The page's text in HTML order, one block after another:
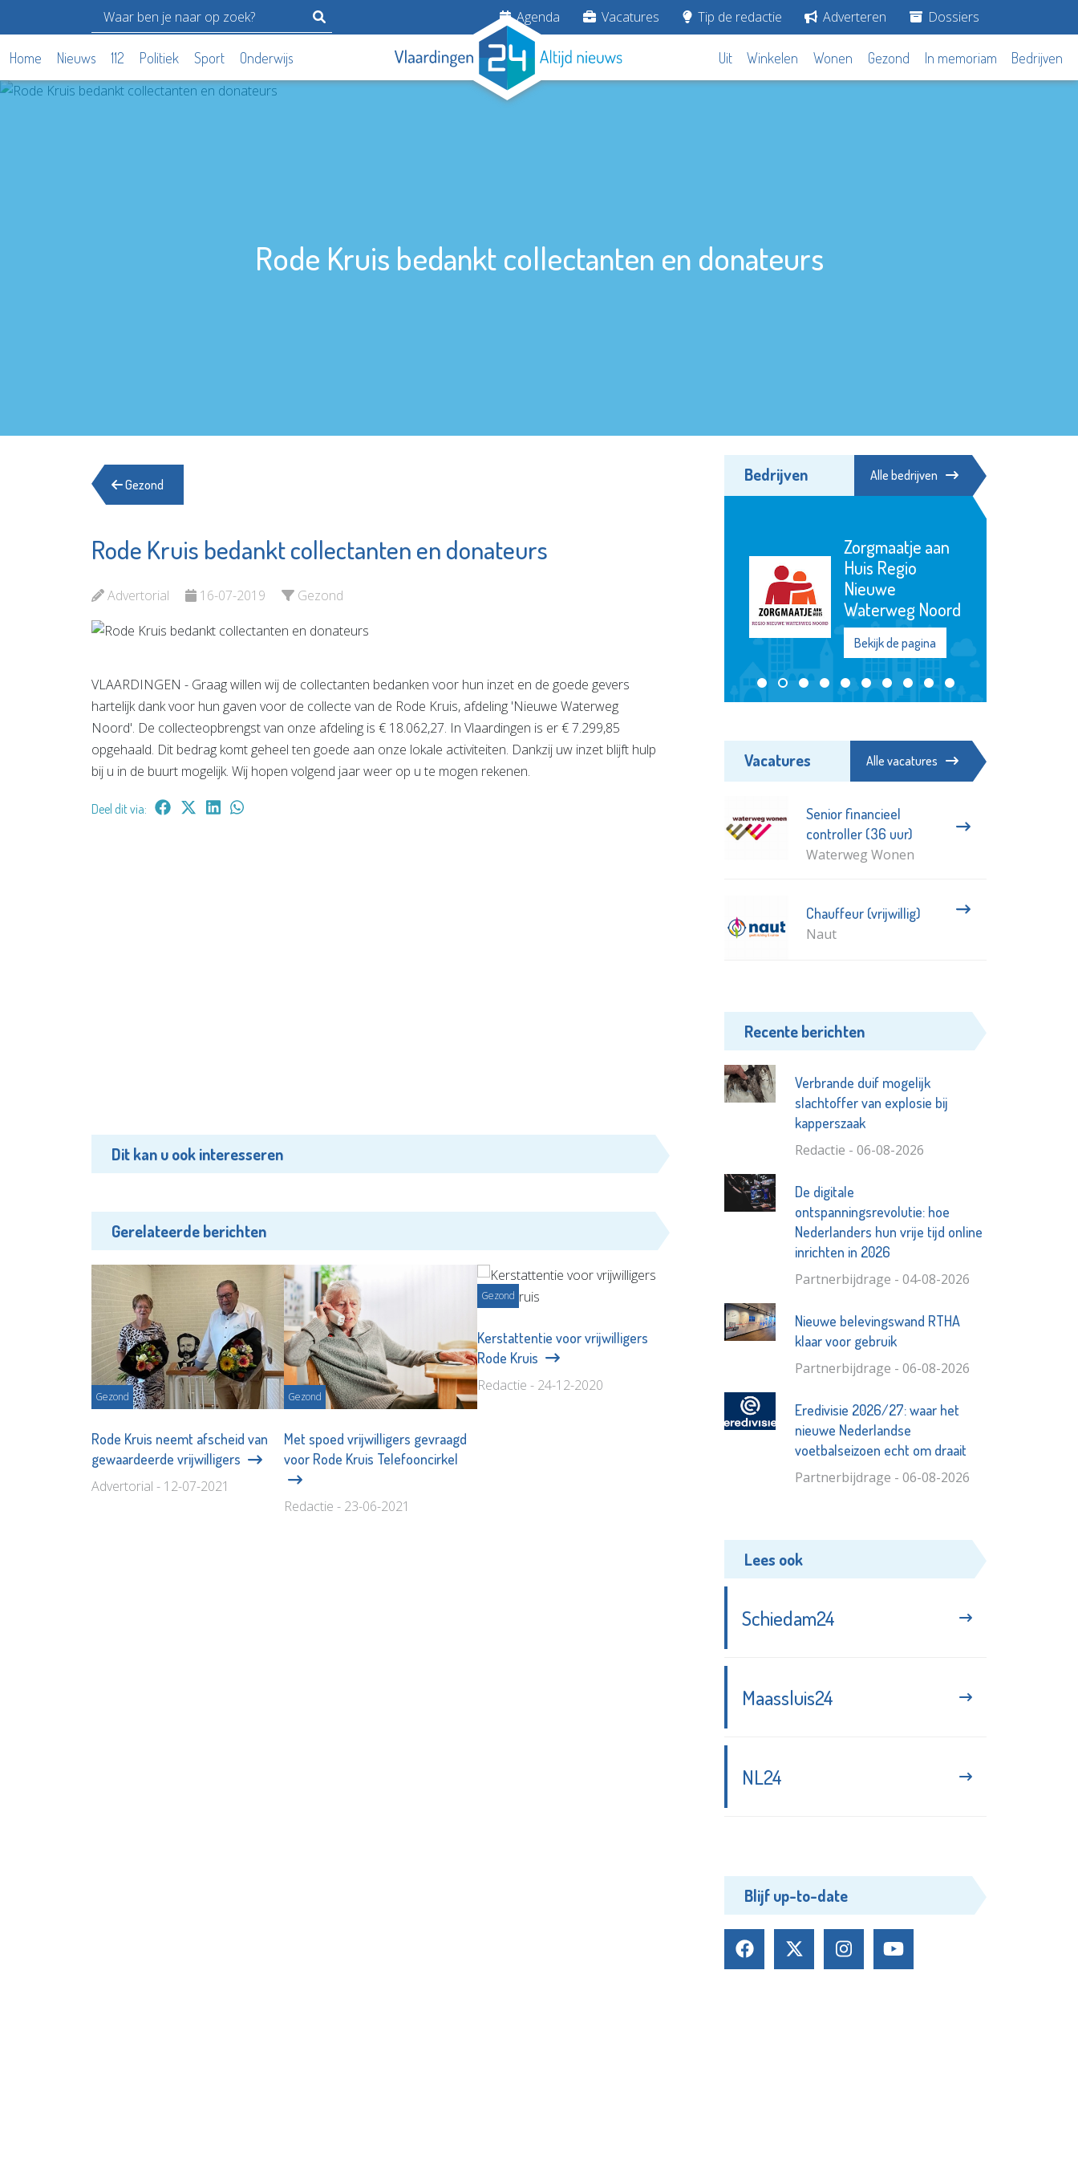
Agenda Vacatures Tip de redactie Adverteren Dossiers
Home Nieuws 112 Politiek Sport Onderwijs Uit Winkelen Wonen Gezond In memoriam Bedrijven
Rode Kruis bedankt collectanten en donateurs
Gezond
Rode Kruis bedankt collectanten en donateurs
Advertorial 16-07-2019 Gezond
VLAARDINGEN - Graag willen wij de collectanten bedanken voor hun inzet en de goede gevers
hartelijk dank voor hun gaven voor de collecte van de Rode Kruis, afdeling 'Nieuwe Waterweg
Noord'. De collecteopbrengst van onze afdeling is € 18.062,27. In Vlaardingen is er € 7.299,85
opgehaald. Dit bedrag komt geheel ten goede aan onze lokale activiteiten. Dankzij uw inzet blijft hulp
bij u in de buurt mogelijk. Wij hopen volgend jaar weer op u te mogen rekenen.
Deel dit via:
Dit kan u ook interesseren
Gerelateerde berichten
Gezond
Rode Kruis neemt afscheid van
gewaardeerde vrijwilligers
Advertorial - 12-07-2021
Gezond
Met spoed vrijwilligers gevraagd
voor Rode Kruis Telefooncirkel
Redactie - 23-06-2021
Gezond
Kerstattentie voor vrijwilligers
Rode Kruis
Redactie - 24-12-2020
Bedrijven Alle bedrijven
Fonds Schiedam
Bekijk de pagina
Baas in
Bekijk de pagina
Zorgmaatje aan
Huis Regio
Nieuwe
Waterweg Noord
Bekijk de pagina
Vacatures Alle vacatures
Senior financieel
controller (36 uur)
Waterweg Wonen
Chauffeur (vrijwillig)
Naut
Recente berichten
Verbrande duif mogelijk
slachtoffer van explosie bij
kapperszaak
Redactie - 06-08-2026
De digitale
ontspanningsrevolutie: hoe
Nederlanders hun vrije tijd online
inrichten in 2026
Partnerbijdrage - 04-08-2026
Nieuwe belevingswand RTHA
klaar voor gebruik
Partnerbijdrage - 06-08-2026
Eredivisie 2026/27: waar het
nieuwe Nederlandse
voetbalseizoen echt om draait
Partnerbijdrage - 06-08-2026
Lees ook
Schiedam24
Maassluis24
NL24
Blijf up-to-date